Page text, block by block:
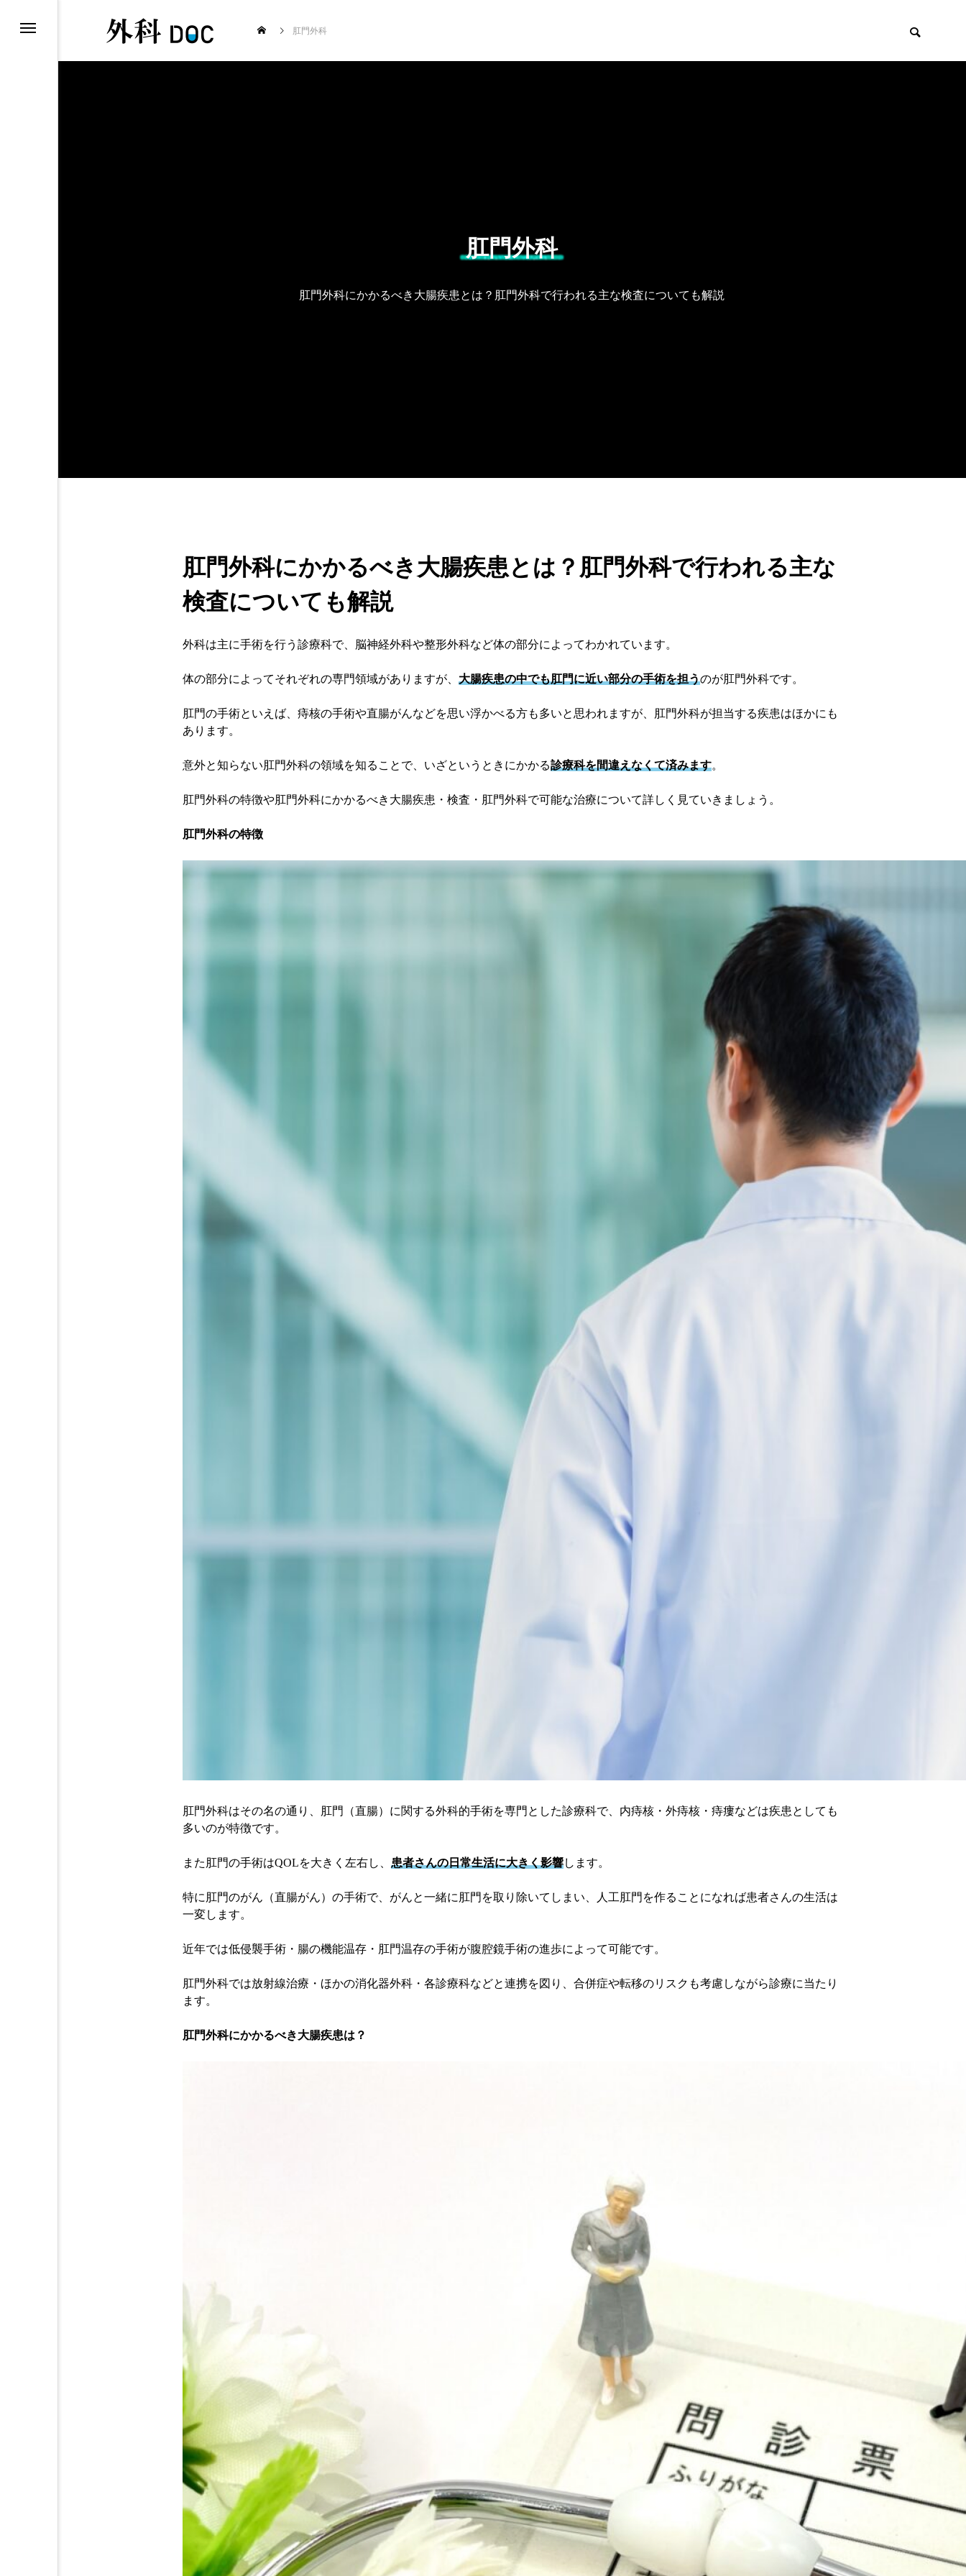
肛門外科
肛門外科
肛門外科にかかるべき大腸疾患とは？肛門外科で行われる主な検査についても解説
肛門外科にかかるべき大腸疾患とは？肛門外科で行われる主な
検査についても解説
外科は主に手術を行う診療科で、脳神経外科や整形外科など体の部分によってわかれています。
体の部分によってそれぞれの専門領域がありますが、大腸疾患の中でも肛門に近い部分の手術を担うのが肛門外科です。
肛門の手術といえば、痔核の手術や直腸がんなどを思い浮かべる方も多いと思われますが、肛門外科が担当する疾患はほかにも
あります。
意外と知らない肛門外科の領域を知ることで、いざというときにかかる診療科を間違えなくて済みます。
肛門外科の特徴や肛門外科にかかるべき大腸疾患・検査・肛門外科で可能な治療について詳しく見ていきましょう。
肛門外科の特徴
肛門外科はその名の通り、肛門（直腸）に関する外科的手術を専門とした診療科で、内痔核・外痔核・痔瘻などは疾患としても
多いのが特徴です。
また肛門の手術はQOLを大きく左右し、患者さんの日常生活に大きく影響します。
特に肛門のがん（直腸がん）の手術で、がんと一緒に肛門を取り除いてしまい、人工肛門を作ることになれば患者さんの生活は
一変します。
近年では低侵襲手術・腸の機能温存・肛門温存の手術が腹腔鏡手術の進歩によって可能です。
肛門外科では放射線治療・ほかの消化器外科・各診療科などと連携を図り、合併症や転移のリスクも考慮しながら診療に当たり
ます。
肛門外科にかかるべき大腸疾患は？